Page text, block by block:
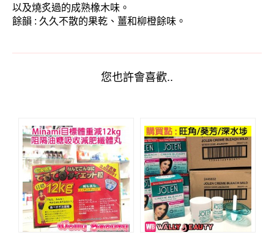
以及燒炙過的成熟橡木味。
餘韻 : 久久不散的果乾、薑和柳橙餘味。
您也許會喜歡..